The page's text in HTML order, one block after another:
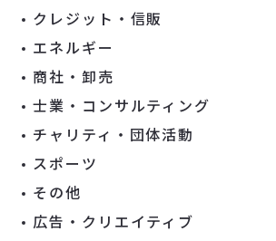
クレジット・信販
エネルギー
商社・卸売
士業・コンサルティング
チャリティ・団体活動
スポーツ
その他
広告・クリエイティブ